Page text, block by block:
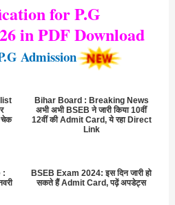
for P.G
in PDF Download
Admission
चेक
Bihar Board : Breaking News
अभी अभी BSEB ने जारी किया 10वीं
12वीं की Admit Card, ये रहा Direct
Link
:
BSEB Exam 2024: इस दिन जारी हो
सकते हैं Admit Card, पढ़ें अपडेट्स